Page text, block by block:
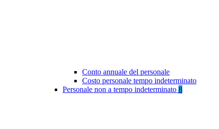
Conto annuale del personale
Costo personale tempo indeterminato
Personale non a tempo indeterminato 8